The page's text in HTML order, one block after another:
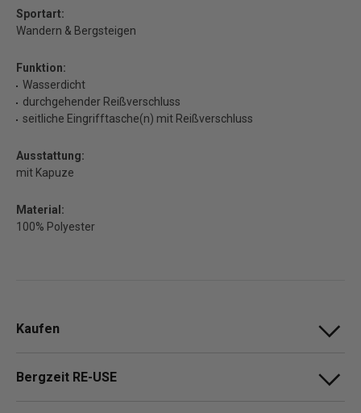
Sportart:
Wandern & Bergsteigen
Funktion:
Wasserdicht
durchgehender Reißverschluss
seitliche Eingrifftasche(n) mit Reißverschluss
Ausstattung:
mit Kapuze
Material:
100% Polyester
Kaufen
Bergzeit RE-USE